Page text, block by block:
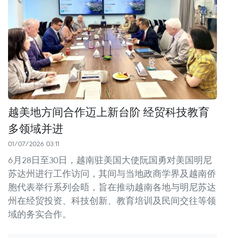
越美地方间合作迈上新台阶 经贸科技教育
多领域并进
01/07/2026 03:11
6月28日至30日，越南驻美国大使阮国勇对美国明尼
苏达州进行工作访问，其间与当地政商学界及越南侨
胞代表举行系列会晤，旨在推动越南各地与明尼苏达
州在经贸投资、科技创新、教育培训及民间交往等领
域的务实合作。